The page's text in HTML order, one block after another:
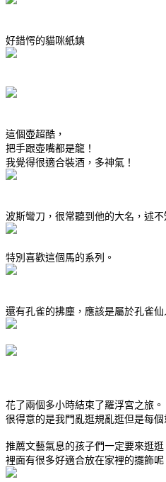
好錯愕的貓咪紙鎮
這個壺超酷，
把手跟壺嘴都是龍！
我覺得很適合裝酒，多神氣！
波斯彎刀，很常聽到他的大名，述不
特別喜歡這個馬的系列。
還有孔雀的拂塵，應該是屬於孔雀仙
花了兩個多小時結束了羅浮宮之旅。
很得意的是我門亂逛規亂逛但是每個
推薦文藝氣息的孩子們一定要來逛逛
裡面有很多好適合放在家裡的擺飾